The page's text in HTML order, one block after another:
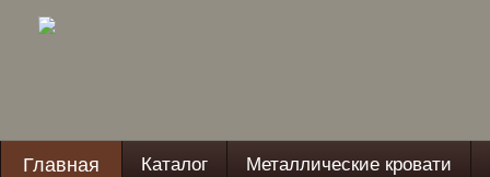
Главная Каталог Металлические кровати